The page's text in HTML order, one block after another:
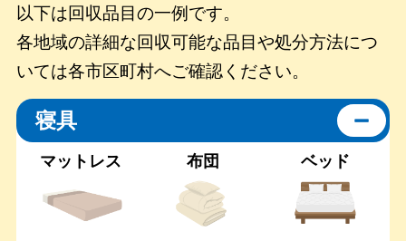
以下は回収品目の一例です。
各地域の詳細な回収可能な品目や処分方法につ
いては各市区町村へご確認ください。
寝具
マットレス 布団 ベッド